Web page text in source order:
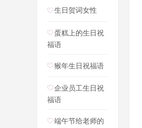
生日贺词女性
蛋糕上的生日祝
福语
猴年生日祝福语
企业员工生日祝
福语
端午节给老师的